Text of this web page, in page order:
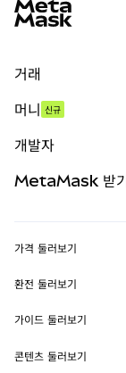
거래
무기한 선물
실물자산
머니 신규
개발자
MetaMask
Snaps
웹3 서비스
MetaMask 받
보안
고객 지원
가격 둘러보기
이더리움 가격
솔라나 가격
환전 둘러보기
ETH를 USD로 환전
USDT를 INR로 환전
가이드 둘러보기
ETH 매수
콘텐츠 둘러보기